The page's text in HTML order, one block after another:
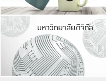
มหาวิทยาลัยดิจิทัล